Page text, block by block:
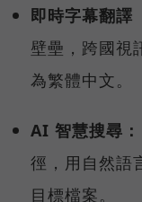
即時字幕翻
壁壘，跨國視
為繁體中文。
AI 智慧搜尋：
徑，用自然語
目標檔案。